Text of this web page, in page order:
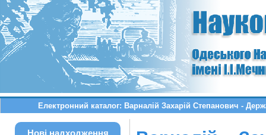
Електронний каталог: Варналій Захарій Степанович -
Нові надходження